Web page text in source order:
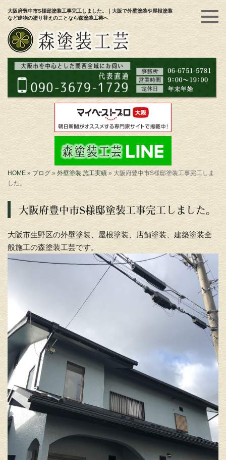
大阪府豊中市S様邸塗装工事完工しました。｜大阪で外壁塗装や屋根塗装
など建物の塗り替えのことなら森塗装工芸へ
HOME » ブログ» 外壁塗装 施工実績 » 大阪府豊中市S様邸塗装工事完工しま
した。
大阪府豊中市S様邸塗装工事完工しました。
大阪市生野区の外壁塗装、屋根塗装、店舗塗装、建築塗装全
般施工の森塗装工芸です。